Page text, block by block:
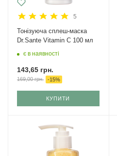
5
Тонізуюча сплеш-маска
Dr.Sante Vitamin C 100 мл
є в наявності
143,65 грн.
169,00грн. -15%
КУПИТИ